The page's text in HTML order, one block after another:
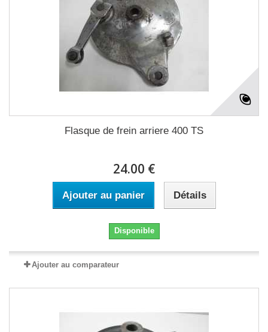
Flasque de frein arriere 400 TS
24.00 €
Ajouter au panier Détails
Disponible
Ajouter au comparateur